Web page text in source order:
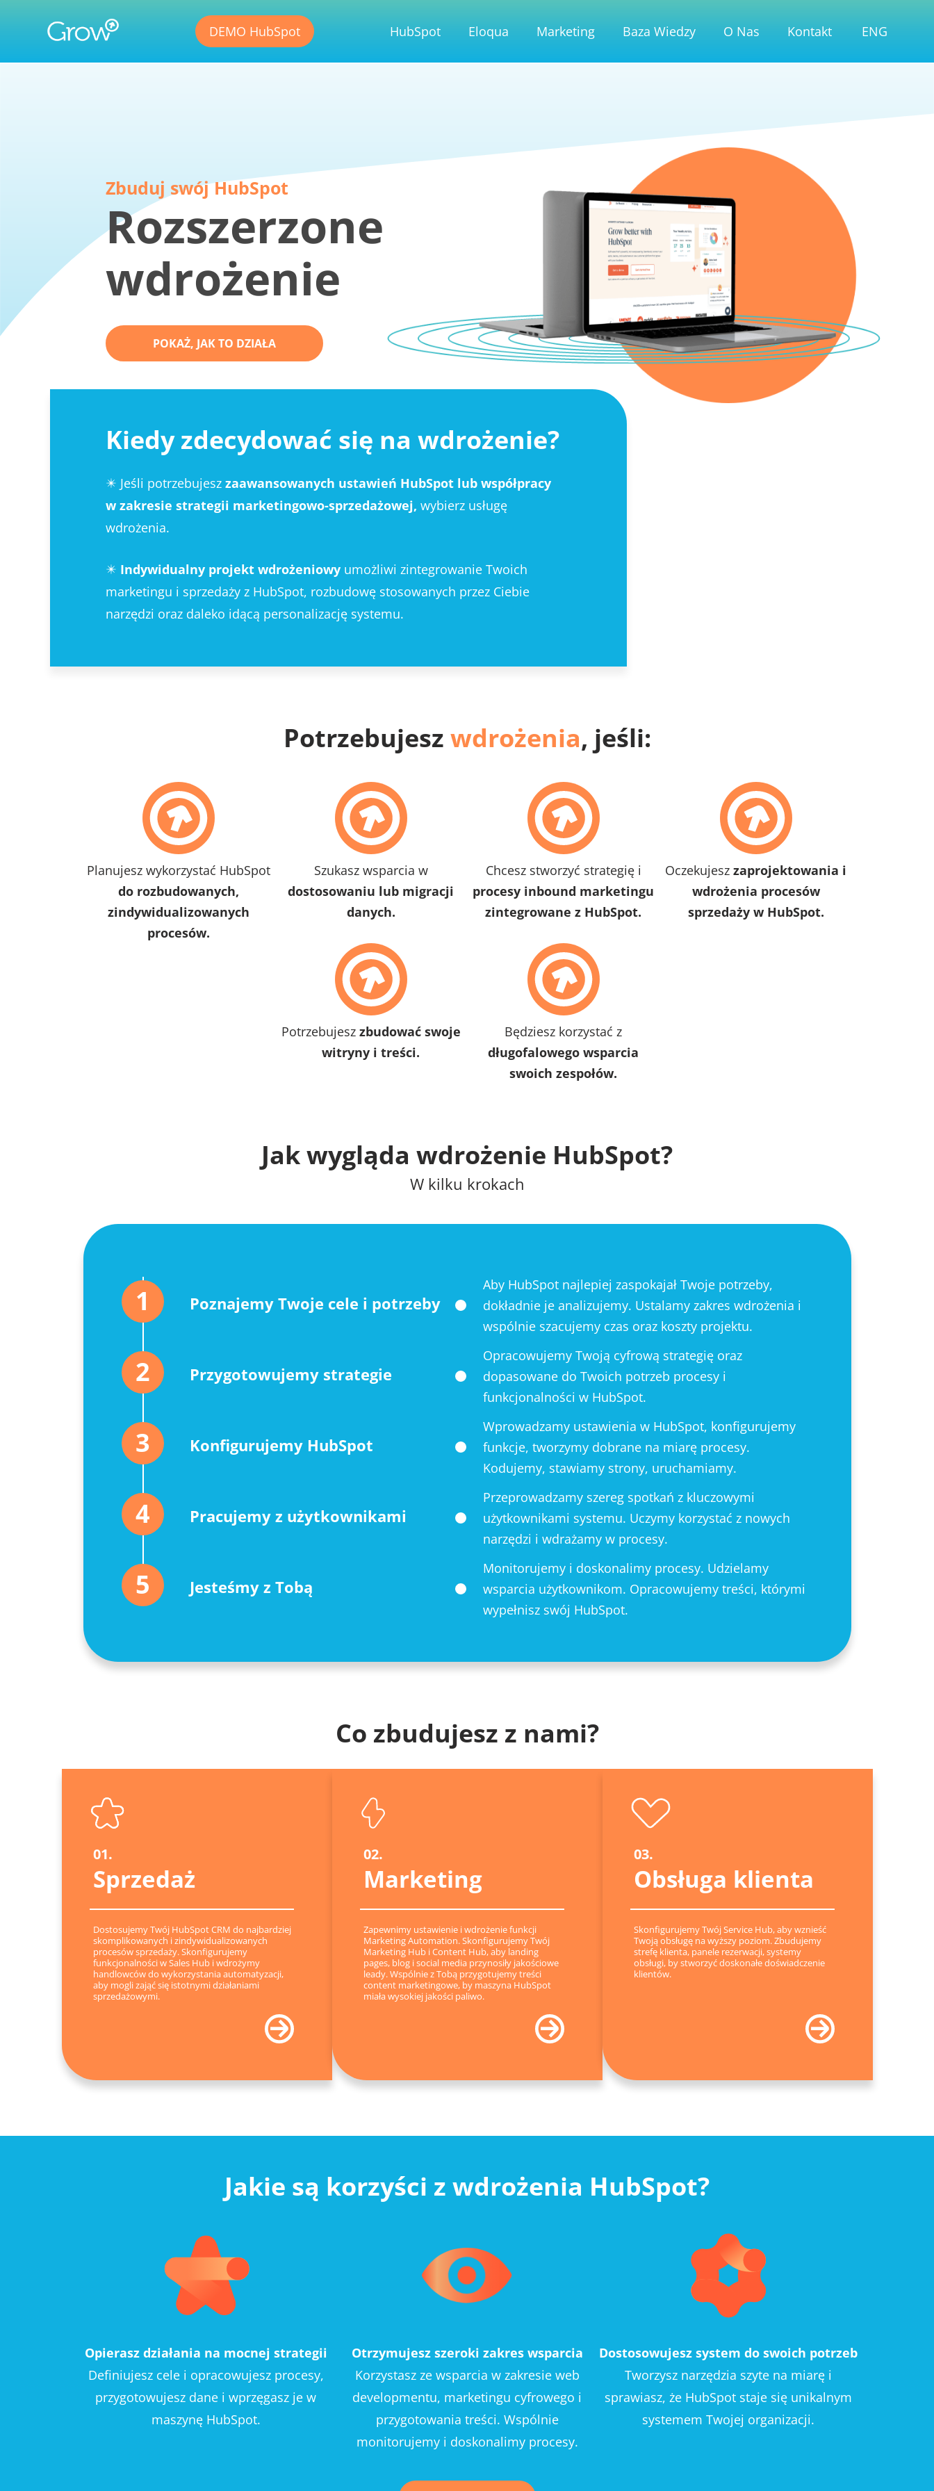
DEMO HubSpot HubSpot Eloqua Marketing Baza Wiedzy O Nas Kontakt ENG
Zbuduj swój HubSpot
Rozszerzone
wdrożenie
POKAŻ, JAK TO DZIAŁA
Kiedy zdecydować się na wdrożenie?
✴️ Jeśli potrzebujesz zaawansowanych ustawień HubSpot lub współpracy
w zakresie strategii marketingowo-sprzedażowej, wybierz usługę
wdrożenia.
✴️ Indywidualny projekt wdrożeniowy umożliwi zintegrowanie Twoich
marketingu i sprzedaży z HubSpot, rozbudowę stosowanych przez Ciebie
narzędzi oraz daleko idącą personalizację systemu.
Potrzebujesz wdrożenia, jeśli:
Planujesz wykorzystać HubSpot
do rozbudowanych,
zindywidualizowanych
procesów.
Szukasz wsparcia w
dostosowaniu lub migracji
danych.
Chcesz stworzyć strategię i
procesy inbound marketingu
zintegrowane z HubSpot.
Oczekujesz zaprojektowania i
wdrożenia procesów
sprzedaży w HubSpot.
Potrzebujesz zbudować swoje
witryny i treści.
Będziesz korzystać z
długofalowego wsparcia
swoich zespołów.
Jak wygląda wdrożenie HubSpot?
W kilku krokach
1 Poznajemy Twoje cele i potrzeby
Aby HubSpot najlepiej zaspokajał Twoje potrzeby,
dokładnie je analizujemy. Ustalamy zakres wdrożenia i
wspólnie szacujemy czas oraz koszty projektu.
2 Przygotowujemy strategie
Opracowujemy Twoją cyfrową strategię oraz
dopasowane do Twoich potrzeb procesy i
funkcjonalności w HubSpot.
3 Konfigurujemy HubSpot
Wprowadzamy ustawienia w HubSpot, konfigurujemy
funkcje, tworzymy dobrane na miarę procesy.
Kodujemy, stawiamy strony, uruchamiamy.
4 Pracujemy z użytkownikami
Przeprowadzamy szereg spotkań z kluczowymi
użytkownikami systemu. Uczymy korzystać z nowych
narzędzi i wdrażamy w procesy.
5 Jesteśmy z Tobą
Monitorujemy i doskonalimy procesy. Udzielamy
wsparcia użytkownikom. Opracowujemy treści, którymi
wypełnisz swój HubSpot.
Co zbudujesz z nami?
01.
Sprzedaż
Dostosujemy Twój HubSpot CRM do najbardziej
skomplikowanych i zindywidualizowanych
procesów sprzedaży. Skonfigurujemy
funkcjonalności w Sales Hub i wdrożymy
handlowców do wykorzystania automatyzacji,
aby mogli zająć się istotnymi działaniami
sprzedażowymi.
02.
Marketing
Zapewnimy ustawienie i wdrożenie funkcji
Marketing Automation. Skonfigurujemy Twój
Marketing Hub i Content Hub, aby landing
pages, blog i social media przynosiły jakościowe
leady. Wspólnie z Tobą przygotujemy treści
content marketingowe, by maszyna HubSpot
miała wysokiej jakości paliwo.
03.
Obsługa klienta
Skonfigurujemy Twój Service Hub, aby wznieść
Twoją obsługę na wyższy poziom. Zbudujemy
strefę klienta, panele rezerwacji, systemy
obsługi, by stworzyć doskonałe doświadczenie
klientów.
Jakie są korzyści z wdrożenia HubSpot?
Opierasz działania na mocnej strategii
Definiujesz cele i opracowujesz procesy,
przygotowujesz dane i wprzęgasz je w
maszynę HubSpot.
Otrzymujesz szeroki zakres wsparcia
Korzystasz ze wsparcia w zakresie web
developmentu, marketingu cyfrowego i
przygotowania treści. Wspólnie
monitorujemy i doskonalimy procesy.
Dostosowujesz system do swoich potrzeb
Tworzysz narzędzia szyte na miarę i
sprawiasz, że HubSpot staje się unikalnym
systemem Twojej organizacji.